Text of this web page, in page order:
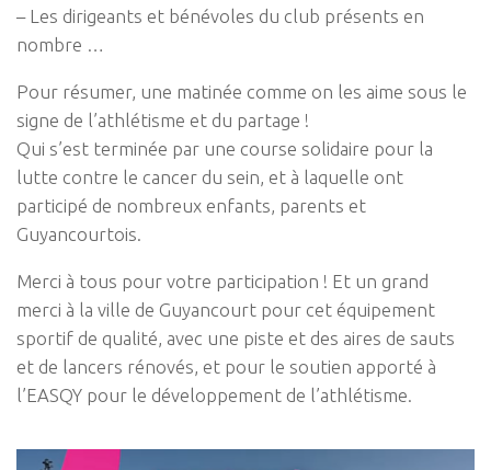
– Les dirigeants et bénévoles du club présents en
nombre …
Pour résumer, une matinée comme on les aime sous le
signe de l’athlétisme et du partage !
Qui s’est terminée par une course solidaire pour la
lutte contre le cancer du sein, et à laquelle ont
participé de nombreux enfants, parents et
Guyancourtois.
Merci à tous pour votre participation ! Et un grand
merci à la ville de Guyancourt pour cet équipement
sportif de qualité, avec une piste et des aires de sauts
et de lancers rénovés, et pour le soutien apporté à
l’EASQY pour le développement de l’athlétisme.